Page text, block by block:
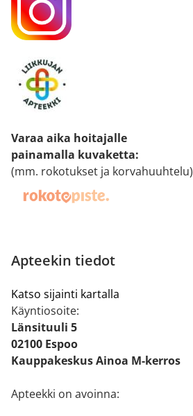
Varaa aika hoitajalle
painamalla kuvaketta:
(mm. rokotukset ja korvahuuhtelu)
Apteekin tiedot
Katso sijainti kartalla
Käyntiosoite:
Länsituuli 5
02100 Espoo
Kauppakeskus Ainoa M-kerros
Apteekki on avoinna: